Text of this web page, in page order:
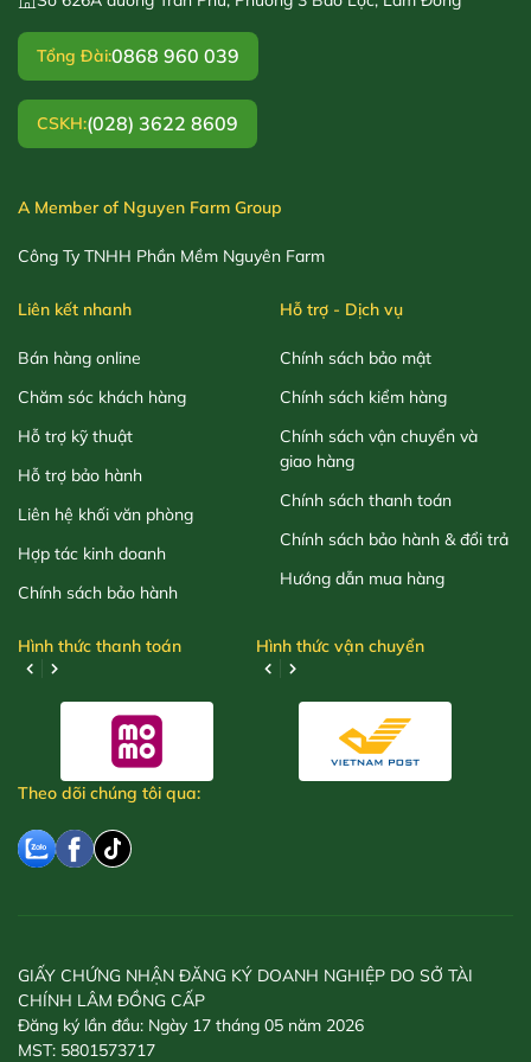
Tổng Đài:0868 960 039
CSKH:(028) 3622 8609
A Member of Nguyen Farm Group
Công Ty TNHH Phần Mềm Nguyên Farm
Liên kết nhanh
Bán hàng online
Chăm sóc khách hàng
Hỗ trợ kỹ thuật
Hỗ trợ bảo hành
Liên hệ khối văn phòng
Hợp tác kinh doanh
Chính sách bảo hành
Hỗ trợ - Dịch vụ
Chính sách bảo mật
Chính sách kiểm hàng
Chính sách vận chuyển và
giao hàng
Chính sách thanh toán
Chính sách bảo hành & đổi trả
Hướng dẫn mua hàng
Hình thức thanh toán Hình thức vận chuyển
Theo dõi chúng tôi qua:
GIẤY CHỨNG NHẬN ĐĂNG KÝ DOANH NGHIỆP DO SỞ TÀI
CHÍNH LÂM ĐỒNG CẤP
Đăng ký lần đầu: Ngày 17 tháng 05 năm 2026
MST: 5801573717